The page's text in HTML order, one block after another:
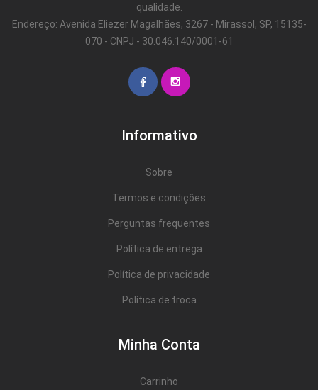
qualidade.
Endereço: Avenida Eliezer Magalhães, 3267 - Mirassol, SP, 15135-
070 - CNPJ - 30.046.140/0001-61
Informativo
Sobre
Termos e condições
Perguntas frequentes
Política de entrega
Política de privacidade
Política de troca
Minha Conta
Carrinho